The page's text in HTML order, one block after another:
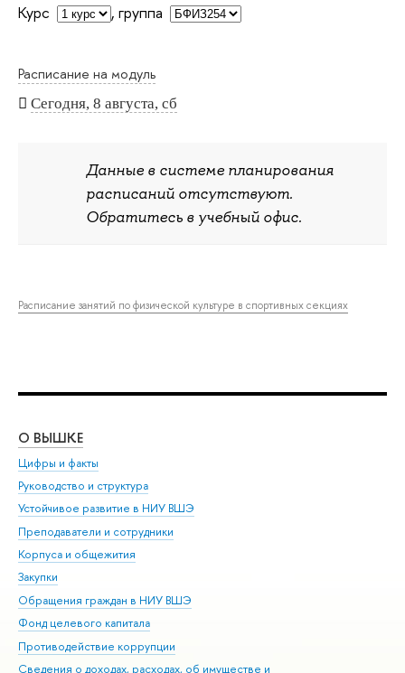
Расписание на модуль
Сегодня, 8 августа, сб
Курс , группа
Данные в системе планирования
расписаний отсутствуют.
Обратитесь в учебный офис.
Расписание занятий по физической культуре в спортивных секциях
О ВЫШКЕ
Цифры и факты
Руководство и структура
Устойчивое развитие в НИУ ВШЭ
Преподаватели и сотрудники
Корпуса и общежития
Закупки
Обращения граждан в НИУ ВШЭ
Фонд целевого капитала
Противодействие коррупции
Сведения о доходах, расходах, об имуществе и